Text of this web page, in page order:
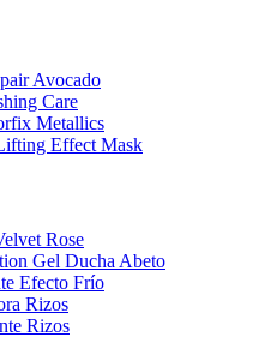
Avocado
Care
Metallics
Effect Mask
Rose
Gel Ducha Abeto
Efecto Frío
Rizos
Rizos